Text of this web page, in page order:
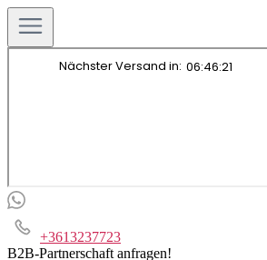
+3613237723
B2B-Partnerschaft anfragen!